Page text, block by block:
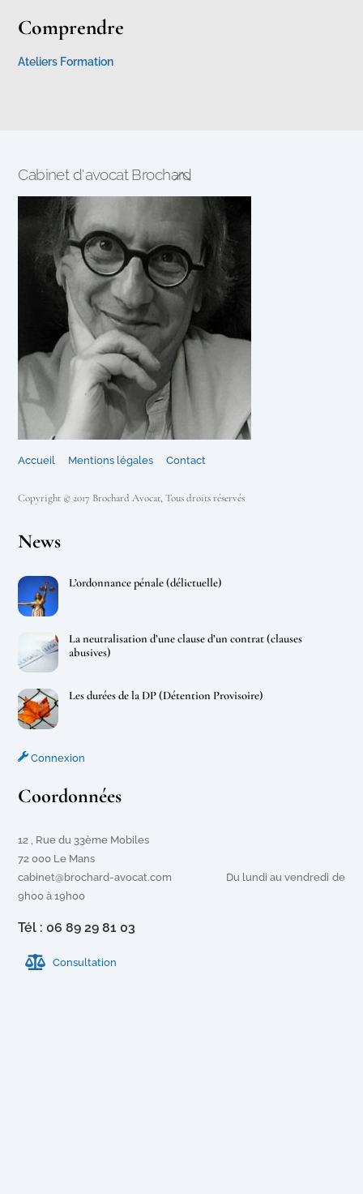
Comprendre
Ateliers Formation
Back
Cabinet d'avocat Brochard
Accueil Mentions légales Contact
Copyright © 2017 Brochard Avocat, Tous droits réservés
News
L’ordonnance pénale (délictuelle)
La neutralisation d’une clause d’un contrat (clauses
abusives)
Les durées de la DP (Détention Provisoire)
Connexion
Coordonnées
12 , Rue du 33ème Mobiles
72 000 Le Mans
cabinet@brochard-avocat.com Du lundi au vendredi de
9h00 à 19h00
Tél : 06 89 29 81 03
Consultation